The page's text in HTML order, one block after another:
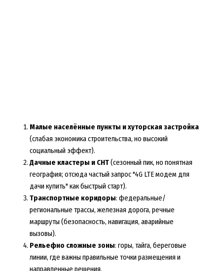
Малые населённые пункты и хуторская застройка
(слабая экономика строительства, но высокий
социальный эффект).
Дачные кластеры и СНТ(сезонный пик, но понятная
география; отсюда частый запрос "4G LTE модем для
дачи купить" как быстрый старт).
Транспортные коридоры: федеральные/
региональные трассы, железная дорога, речные
маршруты (безопасность, навигация, аварийные
вызовы).
Рельефно сложные зоны: горы, тайга, береговые
линии, где важны правильные точки размещения и
направленные решения.